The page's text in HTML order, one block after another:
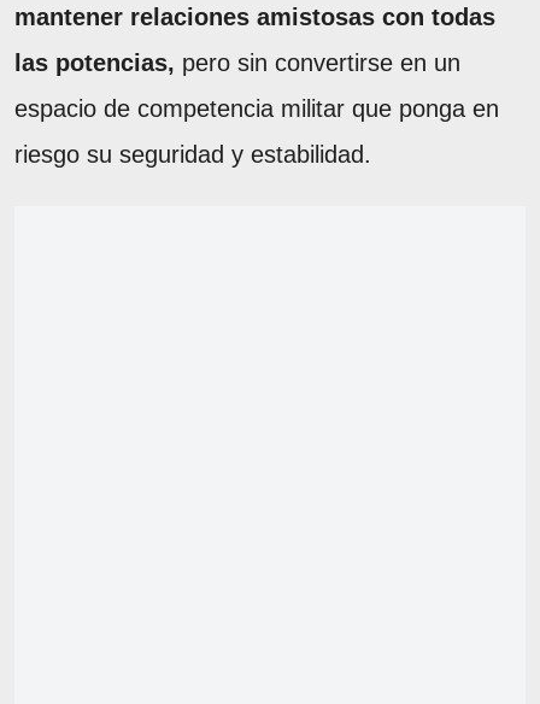
mantener relaciones amistosas con todas
las potencias, pero sin convertirse en un
espacio de competencia militar que ponga en
riesgo su seguridad y estabilidad.